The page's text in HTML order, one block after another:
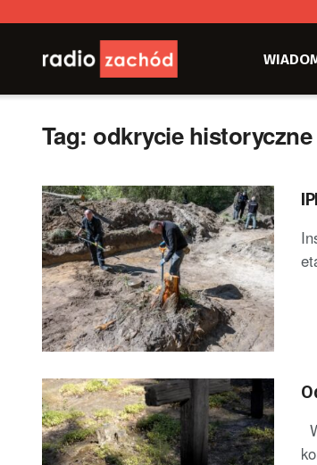
Tag: odkrycie historyczne